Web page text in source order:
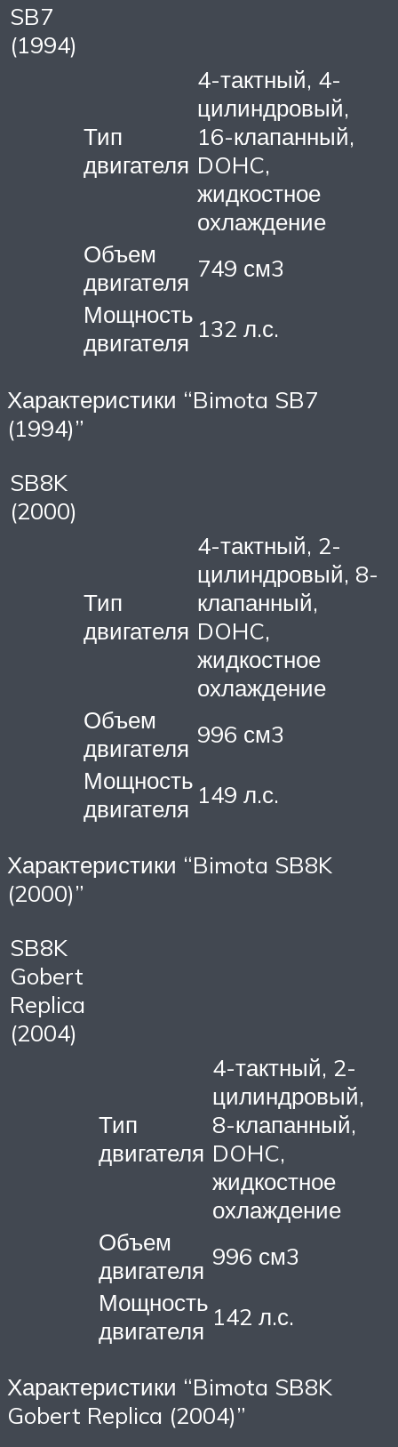
SB7
(1994)
Тип
двигателя
4-тактный, 4-
цилиндровый,
16-клапанный,
DOHC,
жидкостное
охлаждение
Объем
двигателя 749 см3
Мощность
двигателя 132 л.с.
Характеристики “Bimota SB7
(1994)”
SB8K
(2000)
Тип
двигателя
4-тактный, 2-
цилиндровый, 8-
клапанный,
DOHC,
жидкостное
охлаждение
Объем
двигателя 996 см3
Мощность
двигателя 149 л.с.
Характеристики “Bimota SB8K
(2000)”
SB8K
Gobert
Replica
(2004)
Тип
двигателя
4-тактный, 2-
цилиндровый,
8-клапанный,
DOHC,
жидкостное
охлаждение
Объем
двигателя 996 см3
Мощность
двигателя 142 л.с.
Характеристики “Bimota SB8K
Gobert Replica (2004)”